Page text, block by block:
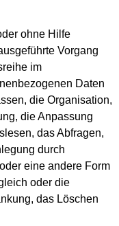
ohne Hilfe
Vorgang
im
Daten
die Organisation,
die Anpassung
das Abfragen,
durch
eine andere Form
oder die
das Löschen